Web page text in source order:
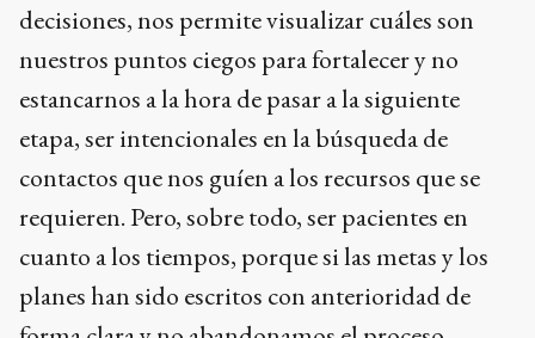
decisiones, nos permite visualizar cuáles son
nuestros puntos ciegos para fortalecer y no
estancarnos a la hora de pasar a la siguiente
etapa, ser intencionales en la búsqueda de
contactos que nos guíen a los recursos que se
requieren. Pero, sobre todo, ser pacientes en
cuanto a los tiempos, porque si las metas y los
planes han sido escritos con anterioridad de